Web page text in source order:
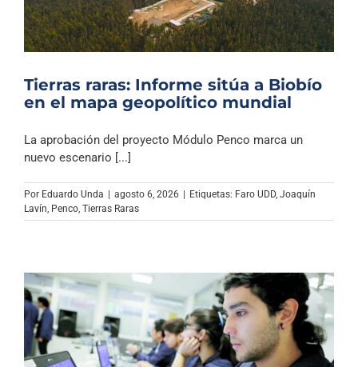
Noticias
Columnas
Archivo Sonoro
Tierras raras: Informe sitúa a Biobío
en el mapa geopolítico mundial
La aprobación del proyecto Módulo Penco marca un
nuevo escenario [...]
Por Eduardo Unda | agosto 6, 2026 | Etiquetas: Faro UDD, Joaquín
Lavín Penco Tierras Raras